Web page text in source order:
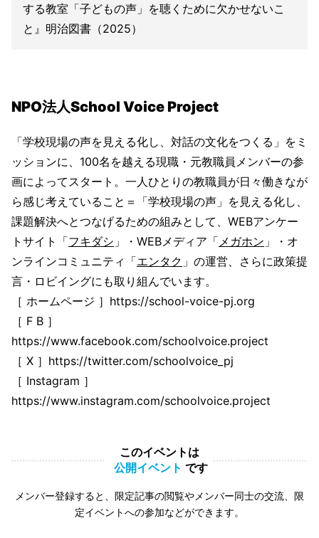
する教室「子どもの声」を聴くために欠かせないこ
と』明治図書（2025）
NPO法人School Voice Project
「学校現場の声を見える化し、対話の文化をつくる」をミ
ッションに、100名を越える現職・元教職員メンバーの参
画によってスタート。一人ひとりの教職員が日々働きなが
ら感じ考えていること＝「学校現場の声」を見える化し、
課題解決へとつなげるための組みとして、WEBアンケー
トサイト「フキダシ 」・WEBメディア「メガホン 」・オ
ンラインコミュニティ「エンタク 」の運営、さらに政策提
言・ロビイングにも取り組んでいます。
［ ホームページ ］https://school-voice-pj.org
［ F B ］
https://www.facebook.com/schoolvoice.project
［ X ］https://twitter.com/schoolvoice_pj
［ Instagram ］
https://www.instagram.com/schoolvoice.project
このイベントは
公開イベント です
メンバー登録すると、限定記事の閲覧やメンバー同士の交流、限
定イベントへの参加などができます。